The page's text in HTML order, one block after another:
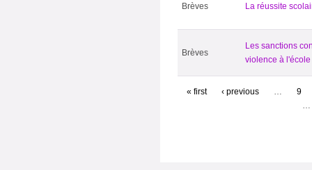
Brèves La réussite
Brèves
Les sanctions
violence à l'école
« first ‹ previous
9